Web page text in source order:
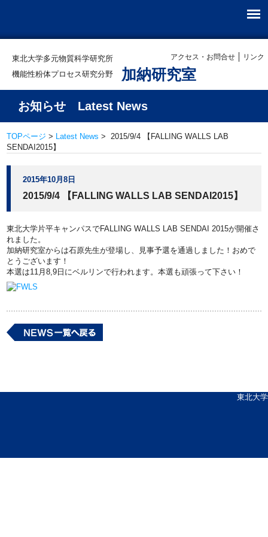
東北大学多元物質科学研究所
機能性粉体プロセス研究分野
加納研究室
アクセス・お問合せ リンク
お知らせ Latest News
TOPページ > Latest News > 2015/9/4 【FALLING WALLS LAB
SENDAI2015】
2015年10月8日
2015/9/4 【FALLING WALLS LAB SENDAI2015】
東北大学片平キャンパスでFALLING WALLS LAB SENDAI 2015が開催さ
れました。
加納研究室からは石原先生が登場し、見事予選を通過しました！おめで
とうございます！
本選は11月8,9日にベルリンで行われます。本選も頑張って下さい！
東北大